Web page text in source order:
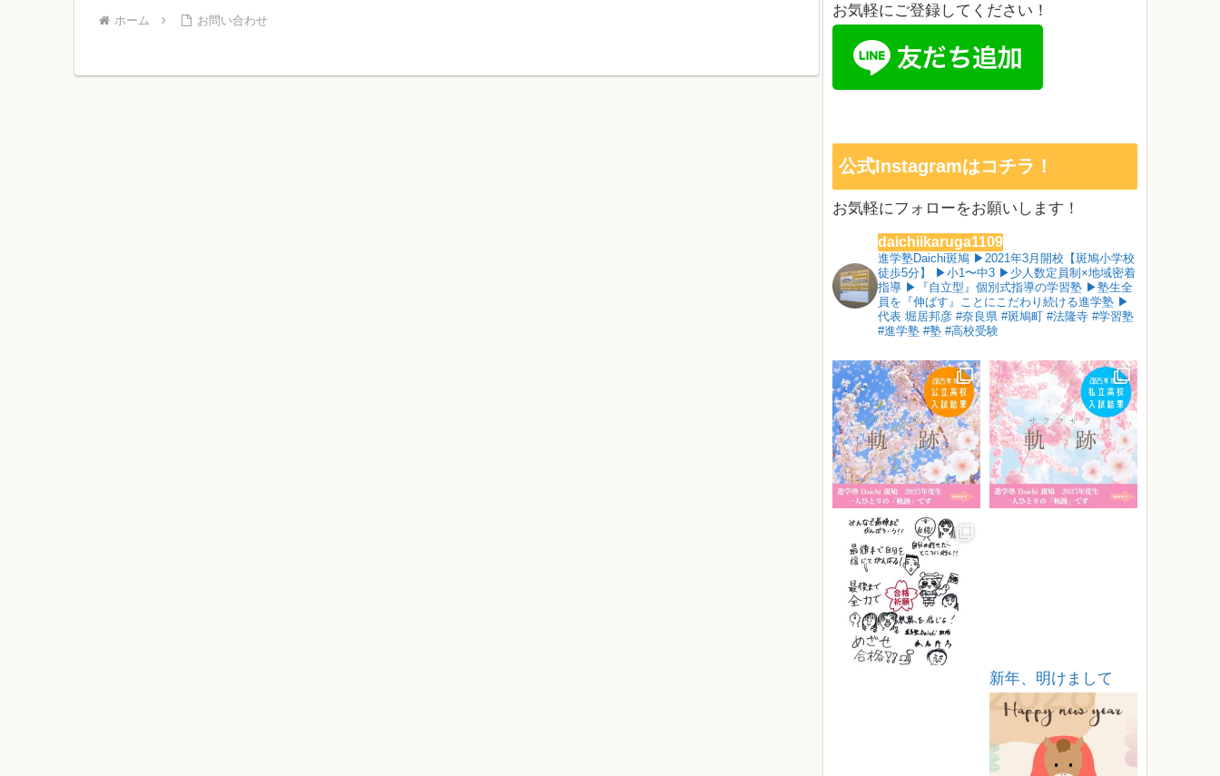
ホーム お問い合わせ
お気軽にご登録してください！
公式Instagramはコチラ！
お気軽にフォローをお願いします！
daichiikaruga1109
進学塾Daichi斑鳩▶︎2021年3月開校【斑鳩小学校
徒歩5分】
▶︎小1〜中3▶︎少人数定員制×地域密着
指導▶︎『自立型』個別式指導の学習塾▶︎塾生全
員を『伸ばす』ことにこだわり続ける進学塾▶︎
代表 堀居邦彦#奈良県 #斑鳩町 #法隆寺 #学習塾
#進学塾 #塾 #高校受験
新年、明けまして